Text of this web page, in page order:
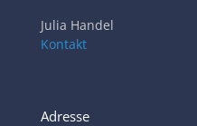
Julia Handel
Kontakt
Adresse